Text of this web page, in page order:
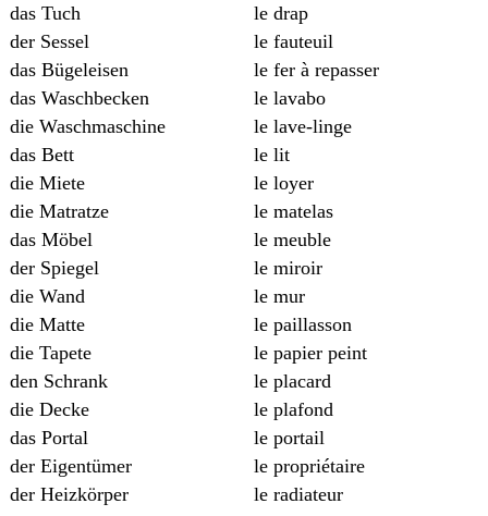
das Tuch
le drap
der Sessel
le fauteuil
das Bügeleisen
le fer à repasser
das Waschbecken
le lavabo
die Waschmaschine
le lave-linge
das Bett
le lit
die Miete
le loyer
die Matratze
le matelas
das Möbel
le meuble
der Spiegel
le miroir
die Wand
le mur
die Matte
le paillasson
die Tapete
le papier peint
den Schrank
le placard
die Decke
le plafond
das Portal
le portail
der Eigentümer
le propriétaire
der Heizkörper
le radiateur